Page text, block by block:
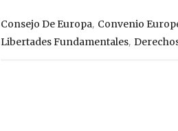
Consejo De Europa, Convenio
Libertades Fundamentales,